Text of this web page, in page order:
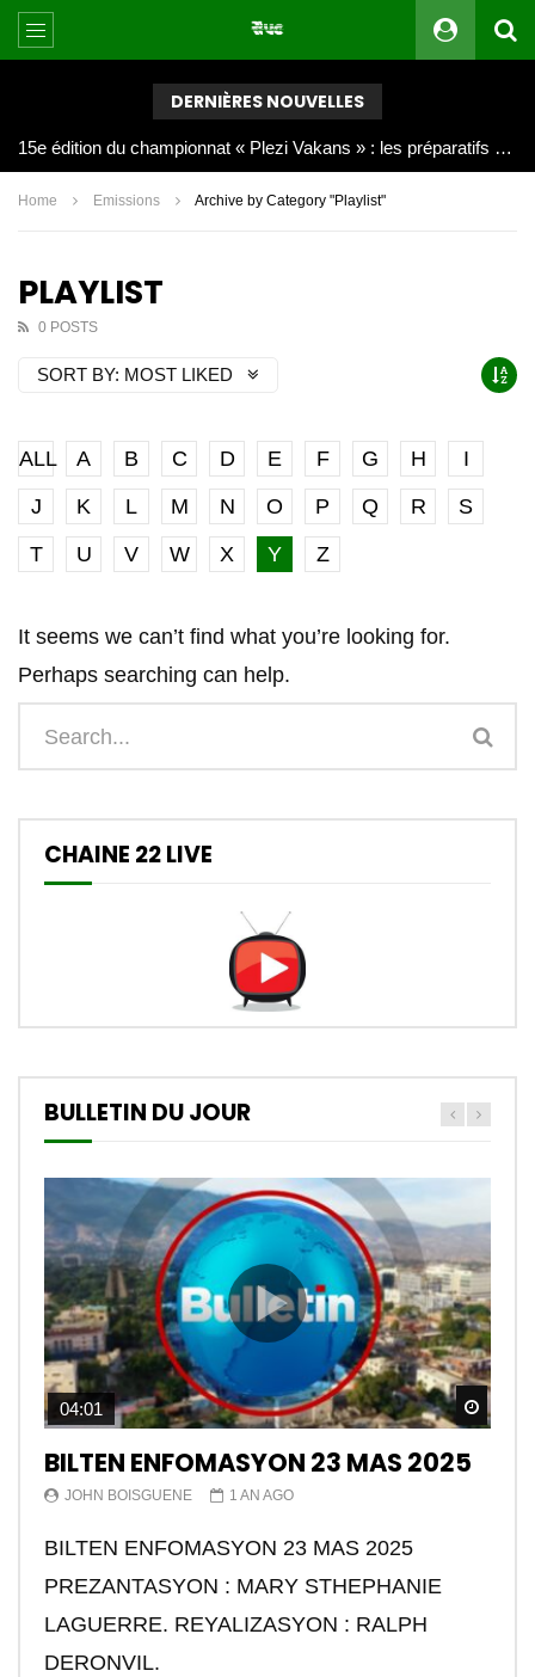
DERNIÈRES NOUVELLES
Joy Clerf Derisier, sur les traces de son père : évangéliser par la musique
Home Emissions Archive by Category "Playlist"
PLAYLIST
0 POSTS
SORT BY: MOST LIKED
ALL A B C D E F G H
I
J
K L M N O P Q R
S
T
U V W X Y Z
It seems we can’t find what you’re looking for.
Perhaps searching can help.
CHAINE 22 LIVE
BULLETIN DU JOUR
04:01
BILTEN ENFOMASYON 23 MAS 2025
JOHN BOISGUENE 1 AN AGO
BILTEN ENFOMASYON 23 MAS 2025
PREZANTASYON : MARY STHEPHANIE
LAGUERRE. REYALIZASYON : RALPH
DERONVIL.